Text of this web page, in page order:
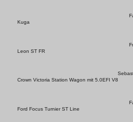
Kuga
Leon ST FR
Crown Victoria Station Wagon mit 5.0EFI V8
Ford Focus Turnier ST Line